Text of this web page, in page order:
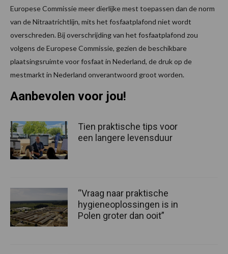
Europese Commissie meer dierlijke mest toepassen dan de norm
van de Nitraatrichtlijn, mits het fosfaatplafond niet wordt
overschreden. Bij overschrijding van het fosfaatplafond zou
volgens de Europese Commissie, gezien de beschikbare
plaatsingsruimte voor fosfaat in Nederland, de druk op de
mestmarkt in Nederland onverantwoord groot worden.
Aanbevolen voor jou!
Tien praktische tips voor
een langere levensduur
“Vraag naar praktische
hygieneoplossingen is in
Polen groter dan ooit”